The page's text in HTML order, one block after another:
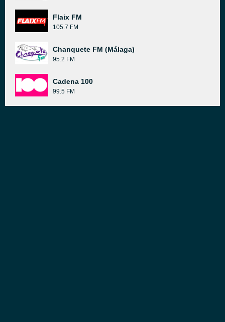
Flaix FM
105.7 FM
Chanquete FM (Málaga)
95.2 FM
Cadena 100
99.5 FM